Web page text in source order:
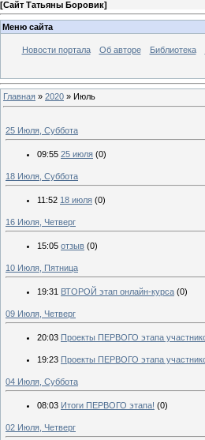
[Сайт Татьяны Боровик]
Меню сайта
Новости портала Об авторе Библиотека
Главная » 2020 » Июль
25 Июля, Суббота
09:55 25 июля (0)
18 Июля, Суббота
11:52 18 июля (0)
16 Июля, Четверг
15:05 отзыв (0)
10 Июля, Пятница
19:31 ВТОРОЙ этап онлайн-курса (0)
09 Июля, Четверг
20:03 Проекты ПЕРВОГО этапа
19:23 Проекты ПЕРВОГО этапа
04 Июля, Суббота
08:03 Итоги ПЕРВОГО этапа! (0)
02 Июля, Четверг